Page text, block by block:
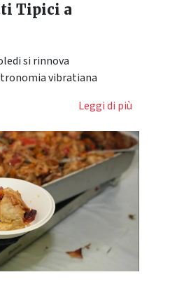
Tipici a
si rinnova
vibratiana
Leggi di più